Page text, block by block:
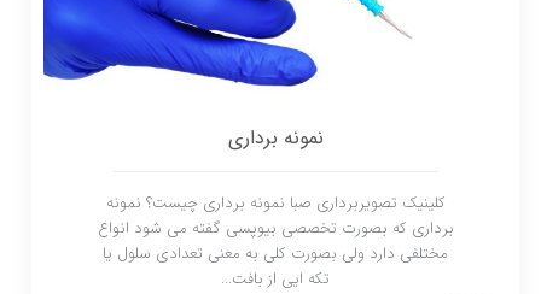
نمونه برداری
کلینیک تصویربرداری صبا نمونه برداری چیست؟ نمونه
برداری که بصورت تخصصی بیوپسی گفته می شود انواع
مختلفی دارد ولی بصورت کلی به معنی تعدادی سلول یا
تکه ایی از بافت...